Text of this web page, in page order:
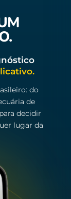
do
de
decidir
lugar da